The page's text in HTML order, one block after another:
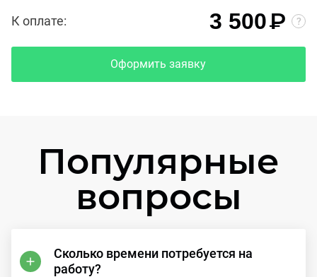
К оплате: 3 500₽
Оформить заявку
Популярные
вопросы
Сколько времени потребуется на
работу?